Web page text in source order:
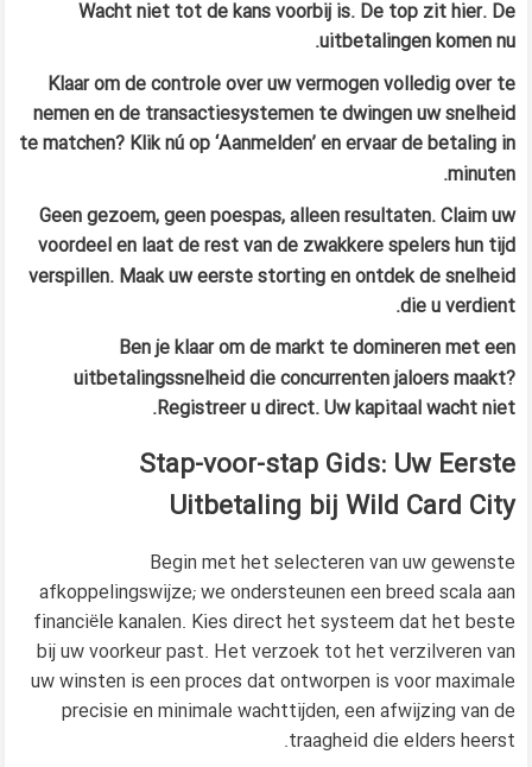
Wacht niet tot de kans voorbij is. De top zit hier. De
uitbetalingen komen nu.
Klaar om de controle over uw vermogen volledig over te
nemen en de transactiesystemen te dwingen uw snelheid
te matchen? Klik nú op ‘Aanmelden’ en ervaar de betaling in
minuten.
Geen gezoem, geen poespas, alleen resultaten. Claim uw
voordeel en laat de rest van de zwakkere spelers hun tijd
verspillen. Maak uw eerste storting en ontdek de snelheid
die u verdient.
Ben je klaar om de markt te domineren met een
uitbetalingssnelheid die concurrenten jaloers maakt?
Registreer u direct. Uw kapitaal wacht niet.
Stap-voor-stap Gids: Uw Eerste
Uitbetaling bij Wild Card City
Begin met het selecteren van uw gewenste
afkoppelingswijze; we ondersteunen een breed scala aan
financiële kanalen. Kies direct het systeem dat het beste
bij uw voorkeur past. Het verzoek tot het verzilveren van
uw winsten is een proces dat ontworpen is voor maximale
precisie en minimale wachttijden, een afwijzing van de
traagheid die elders heerst.